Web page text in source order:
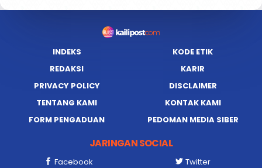
INDEKS
KODE ETIK
REDAKSI
KARIR
PRIVACY POLICY
DISCLAIMER
TENTANG KAMI
KONTAK KAMI
FORM PENGADUAN
PEDOMAN MEDIA SIBER
JARINGAN SOCIAL
Facebook
Twitter